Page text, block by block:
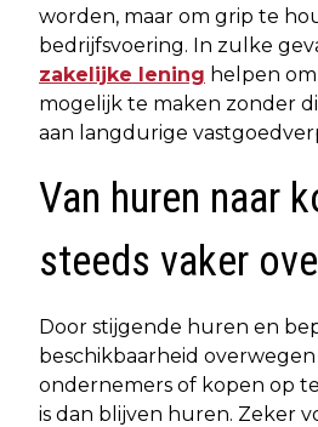
worden, maar om grip te
bedrijfsvoering. In zulke
zakelijke lening helpen
mogelijk te maken zonder
aan langdurige
Van huren naar
steeds vaker
Door stijgende huren en
beschikbaarheid
ondernemers of kopen op
is dan blijven huren. Zeker